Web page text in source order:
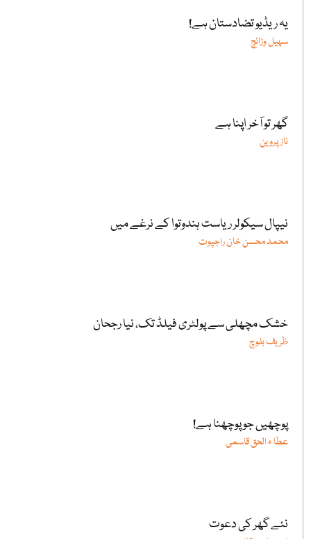
یہ ریڈیو تضادستان ہے!
سہیل وڑائچ
گھر تو آخر اپنا ہے
ناز پروین
نیپال سیکولر ریاست ہندوتوا کے نرغے میں
محمد محسن خان راجپوت
خشک مچھلی سے پولٹری فیلڈ تک، نیا رجحان
ظریف بلوچ
پوچھیں جو پوچھنا ہے!
عطا ء الحق قاسمی
نئے گھر کی دعوت